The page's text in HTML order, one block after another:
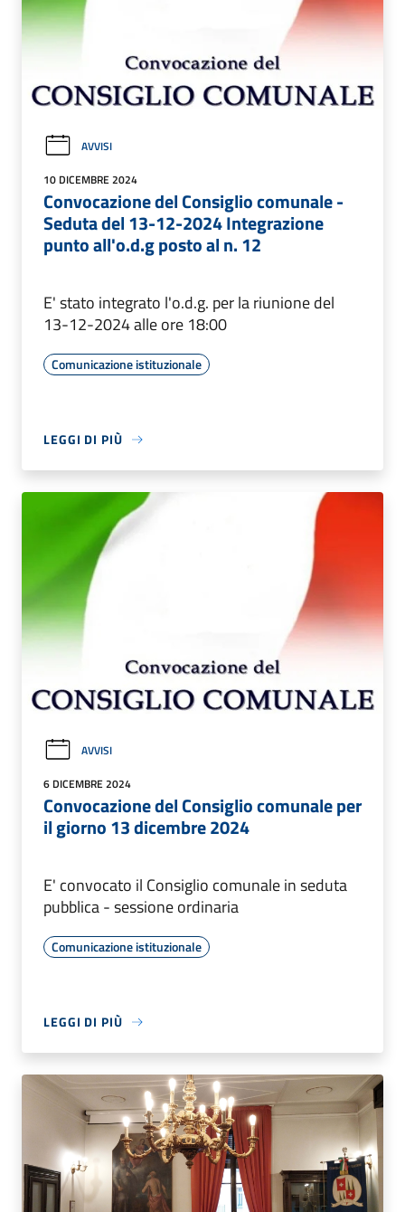
AVVISI
10 DICEMBRE 2024
Convocazione del Consiglio comunale -
Seduta del 13-12-2024 Integrazione
punto all'o.d.g posto al n. 12
E' stato integrato l'o.d.g. per la riunione del
13-12-2024 alle ore 18:00
Comunicazione istituzionale
LEGGI DI PIÙ
AVVISI
6 DICEMBRE 2024
Convocazione del Consiglio comunale per
il giorno 13 dicembre 2024
E' convocato il Consiglio comunale in seduta
pubblica - sessione ordinaria
Comunicazione istituzionale
LEGGI DI PIÙ